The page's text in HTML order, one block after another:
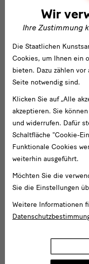
Wir
Ihre Zustimmung
Die Staatlichen
Cookies, um Ihnen ein
bieten. Dazu zählen
Seite notwendig sind.
Klicken Sie auf „Alle
akzeptieren. Sie
und widerrufen. Dafür
Schaltfläche "Cookie-
Funktionale Cookies
weiterhin ausgeführt.
Möchten Sie die
Sie die Einstellungen
Weitere Informationen